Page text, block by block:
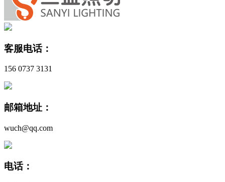
客服电话：
156 0737 3131
邮箱地址：
wuch@qq.com
电话：